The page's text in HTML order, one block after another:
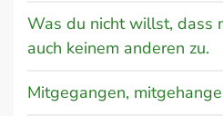
Was du nicht willst, dass
auch keinem anderen zu.
Mitgegangen,